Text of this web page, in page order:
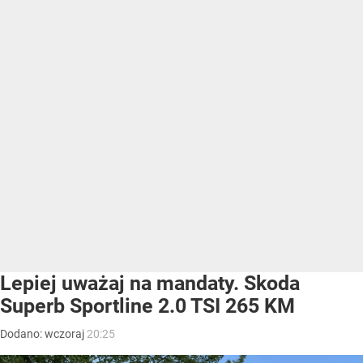
Lepiej uważaj na mandaty. Skoda
Superb Sportline 2.0 TSI 265 KM
Dodano:wczoraj 20:25